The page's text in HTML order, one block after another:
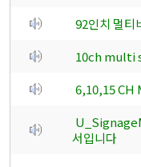
92인치 멀티
10ch multi
6,10,15 CH
서입니다